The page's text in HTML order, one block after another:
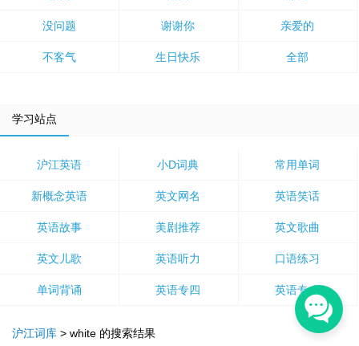
没问题 谢谢你 亲爱的
不客气 生日快乐 全部
学习站点
沪江英语 小D词典 常用单词
新概念英语 英文网名 英语笑话
英语故事 美剧推荐 英文歌曲
英文儿歌 英语听力 口语练习
单词背诵 英语专四 英语专八
沪江词库 > white 的搜索结果